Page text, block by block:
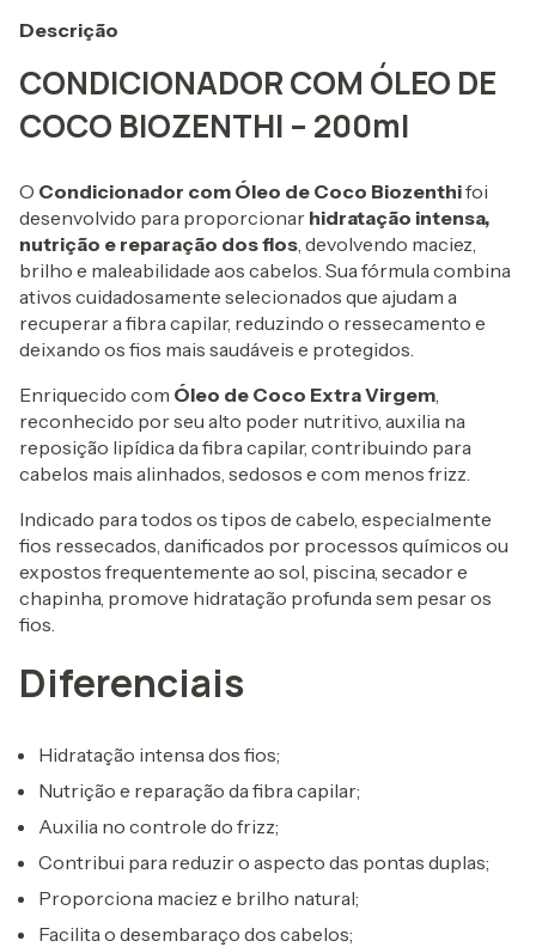
Descrição
CONDICIONADOR COM ÓLEO DE
COCO BIOZENTHI – 200ml
O Condicionador com Óleo de Coco Biozenthifoi
desenvolvido para proporcionar hidratação intensa,
nutrição e reparação dos fios, devolvendo maciez,
brilho e maleabilidade aos cabelos. Sua fórmula combina
ativos cuidadosamente selecionados que ajudam a
recuperar a fibra capilar, reduzindo o ressecamento e
deixando os fios mais saudáveis e protegidos.
Enriquecido com Óleo de Coco Extra Virgem,
reconhecido por seu alto poder nutritivo, auxilia na
reposição lipídica da fibra capilar, contribuindo para
cabelos mais alinhados, sedosos e com menos frizz.
Indicado para todos os tipos de cabelo, especialmente
fios ressecados, danificados por processos químicos ou
expostos frequentemente ao sol, piscina, secador e
chapinha, promove hidratação profunda sem pesar os
fios.
Diferenciais
Hidratação intensa dos fios;
Nutrição e reparação da fibra capilar;
Auxilia no controle do frizz;
Contribui para reduzir o aspecto das pontas duplas;
Proporciona maciez e brilho natural;
Facilita o desembaraço dos cabelos;